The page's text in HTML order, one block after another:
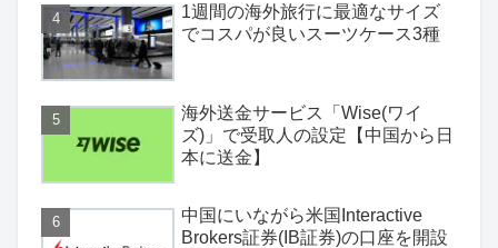
1週間の海外旅行に最適なサイズ
でコスパが良いスーツケース3種
海外送金サービス「Wise(ワイ
ズ)」で受取人の設定【中国から日
本に送金】
中国にいながら米国Interactive
Brokers証券(IB証券)の口座を開設